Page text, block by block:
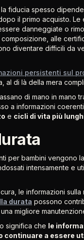
fiducia spesso
il primo acquisto. Le
danneggiate o
alle
diventare difficili da
persistenti sul
al di là della mera
di mano in mano
a informazioni
e cicli di vita più
per bambini vengono
intensamente e
le informazioni sulla
durata possono
migliore
significa che le
continuare a essere